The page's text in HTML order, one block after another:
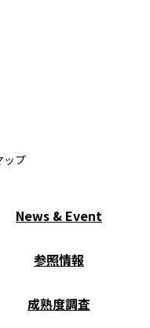
ップ
News & Event
参照情報
成熟度調査